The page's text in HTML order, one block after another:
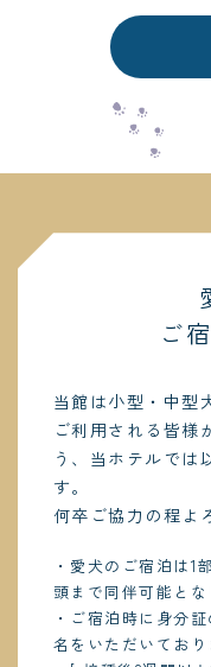
ご
当館は小型・中型
ご利用される皆様
う、当ホテルでは
す。
何卒ご協力の程よ
・愛犬のご宿泊は1
頭まで同伴可能とな
・ご宿泊時に身分
名をいただいており